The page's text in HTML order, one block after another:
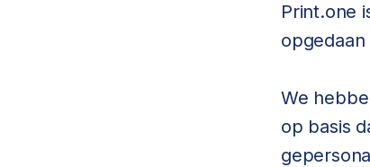
Print.one
We
op basis